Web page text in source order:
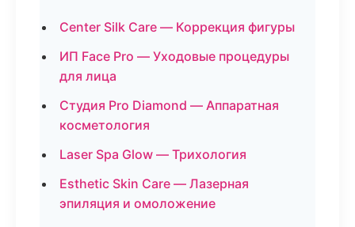
Center Silk Care — Коррекция фигуры
ИП Face Pro — Уходовые процедуры
для лица
Студия Pro Diamond — Аппаратная
косметология
Laser Spa Glow — Трихология
Esthetic Skin Care — Лазерная
эпиляция и омоложение